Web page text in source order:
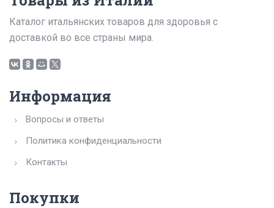
Каталог итальянских товаров для здоровья с
доставкой во все страны мира.
Информация
Вопросы и ответы
Политика конфиденциальности
Контакты
Покупки